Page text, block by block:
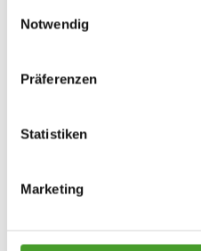
Notwendig
Präferenzen
Statistiken
Marketing